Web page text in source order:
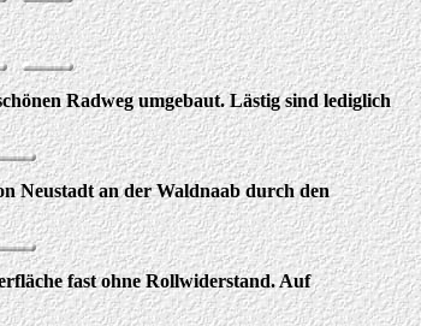
Radweg umgebaut. Lästig sind lediglich
Neustadt an der Waldnaab durch den
fast ohne Rollwiderstand. Auf